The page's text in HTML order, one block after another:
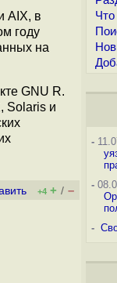
AIX, в
году
на
GNU R.
Solaris и
+4 + / –
Что
-
-
-